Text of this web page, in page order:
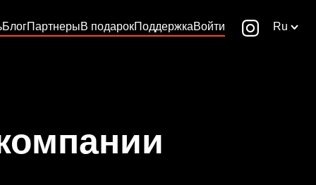
БлогПартнерыВ подарокПоддержкаВойти Ru